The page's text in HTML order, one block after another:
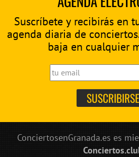
Suscríbete y recibirás en
agenda diaria de
baja en cualquier
ConciertosenGranada.es es